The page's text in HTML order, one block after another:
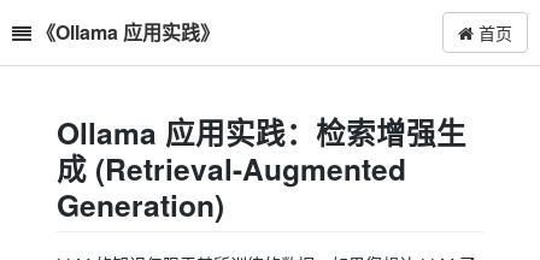
《Ollama 应用实践》 首页
Ollama 应用实践：检索增强生
成 (Retrieval-Augmented
Generation)